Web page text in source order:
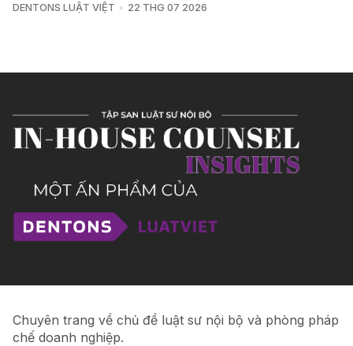
DENTONS LUẬT VIỆT 22 THG 07 2026
Chuyên trang về chủ đề luật sư nội bộ và phòng pháp
chế doanh nghiệp.